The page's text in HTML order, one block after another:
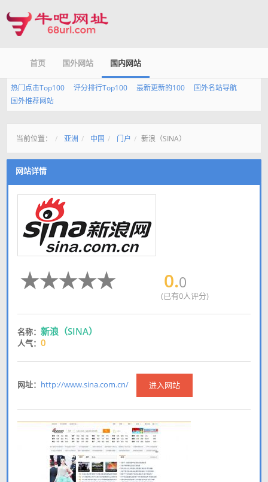
首页 国外网站 国内网站
热门点击Top100 评分排行Top100 最新更新的100
国外名站导航
国外推荐网站
当前位置： 亚洲 中国 门户 新浪（SINA）
网站详情
0.0
(已有0人评分)
名称： 新浪（SINA）
人气： 0
网址： http://www.sina.com.cn/ 进入网站